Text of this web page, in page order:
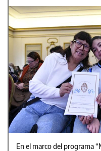
En el marco del programa